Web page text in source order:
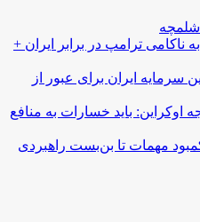
شلمچه
ناکامی ترامپ در برابر ایران +
سرمایه ایران برای عبور از
باید خسارات به منافع
مهمات تا بن‌بست راهبردی